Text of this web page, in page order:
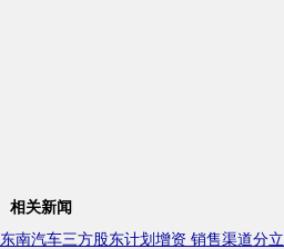
相关新闻
东南汽车三方股东计划增资 销售渠道分立